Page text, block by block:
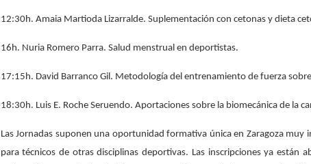
12:30h. Amaia Martioda Lizarralde. Suplementación con cetonas y dieta
16h. Nuria Romero Parra. Salud menstrual en deportistas.
17:15h. David Barranco Gil. Metodología del entrenamiento de fuerza
18:30h. Luis E. Roche Seruendo. Aportaciones sobre la biomecánica de la
Las Jornadas suponen una oportunidad formativa única en Zaragoza
para técnicos de otras disciplinas deportivas. Las inscripciones ya están